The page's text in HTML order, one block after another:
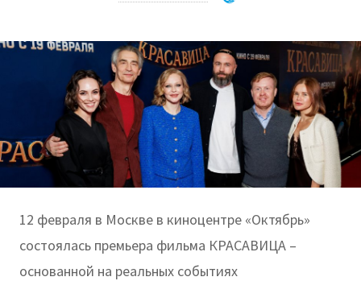
12 февраля в Москве в киноцентре «Октябрь»
состоялась премьера фильма КРАСАВИЦА –
основанной на реальных событиях